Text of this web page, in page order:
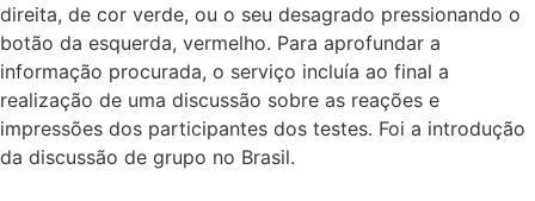
direita, de cor verde, ou o seu desagrado pressionando o
botão da esquerda, vermelho. Para aprofundar a
informação procurada, o serviço incluía ao final a
realização de uma discussão sobre as reações e
impressões dos participantes dos testes. Foi a introdução
da discussão de grupo no Brasil.